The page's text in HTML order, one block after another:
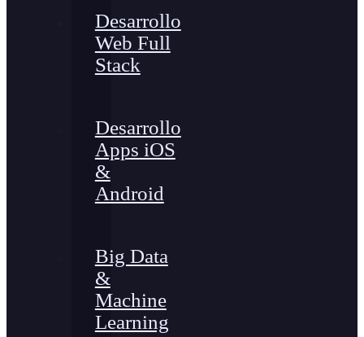
Desarrollo
Web Full
Stack
Desarrollo
Apps iOS
&
Android
Big Data
&
Machine
Learning